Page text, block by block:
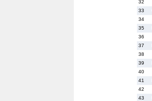
32
33
34
35
36
37
38
39
40
41
42
43